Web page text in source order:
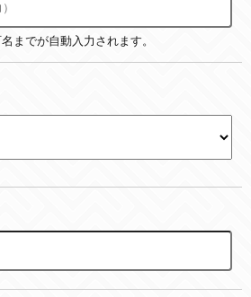
までが自動入力されます。